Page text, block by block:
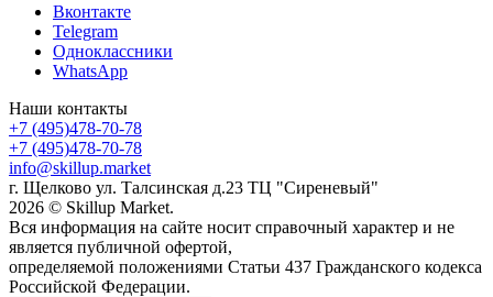
Вконтакте
Telegram
Одноклассники
WhatsApp
Наши контакты
+7 (495)478-70-78
+7 (495)478-70-78
info@skillup.market
г. Щелково ул. Талсинская д.23 ТЦ "Сиреневый"
2026 © Skillup Market.
Вся информация на сайте носит справочный характер и не
является публичной офертой,
определяемой положениями Статьи 437 Гражданского кодекса
Российской Федерации.